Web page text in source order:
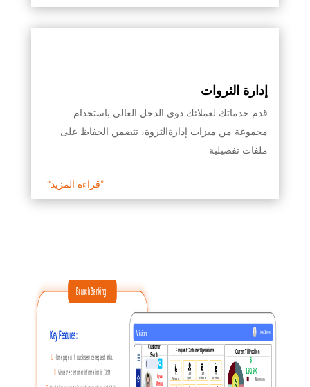
إدارة الثروات
قدم خدماتك لعملائك ذوي الدخل العالي باستخدام
مجموعة من ميزات إدارةالثروة، تتضمن الحفاظ على
ملفات تفصيلية
“قراءة المزيد”